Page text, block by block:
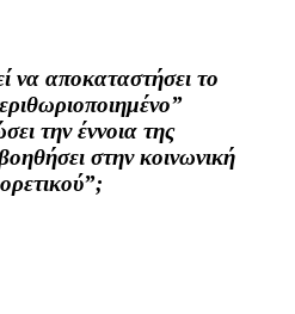
να αποκαταστήσει το
την έννοια της
στην κοινωνική